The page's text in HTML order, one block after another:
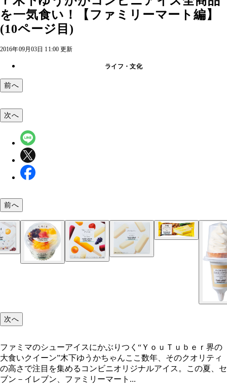
を一気食い！【ファミリーマート編】
(10ページ目)
2016年09月03日 11:00 更新
ライフ・文化
前へ
アイスクリームサンド チョコバニラ １４０円
クッキー＆バニラバーマルチ ２０４円
シューアイス ２２８円
しろくま ２９９円
北海道大納言 あずき最中 ３５７円
バニラモナカ １１８円
次へ
前へ
次へ
ファミマのシューアイスにかぶりつく“ＹｏｕＴｕｂｅｒ界の
大食いクイーン”木下ゆうかちゃんここ数年、そのクオリティ
の高さで注目を集めるコンビニオリジナルアイス。この夏、セ
ブン－イレブン、ファミリーマート...